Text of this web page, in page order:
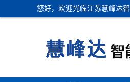
您好，欢迎光临江苏慧峰达